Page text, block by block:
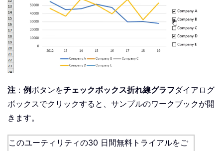
注 ： 例ボタンをチェックボックス折れ線グラフダイアログ
ボックスでクリックすると、サンプルのワークブックが開
きます。
このユーティリティの30 日間無料トライアルをご